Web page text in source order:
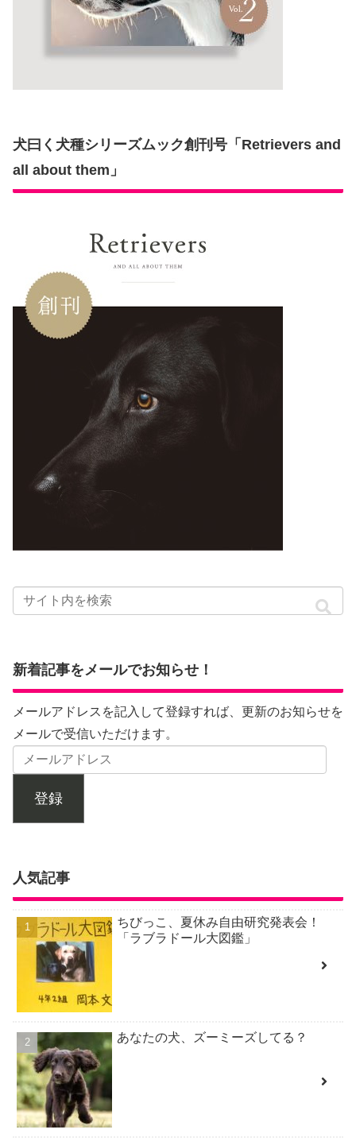
犬曰く犬種シリーズムック創刊号「Retrievers and
all about them」
新着記事をメールでお知らせ！
メールアドレスを記入して登録すれば、更新のお知らせを
メールで受信いただけます。
登録
人気記事
ちびっこ、夏休み自由研究発表会！
「ラブラドール大図鑑」
あなたの犬、ズーミーズしてる？